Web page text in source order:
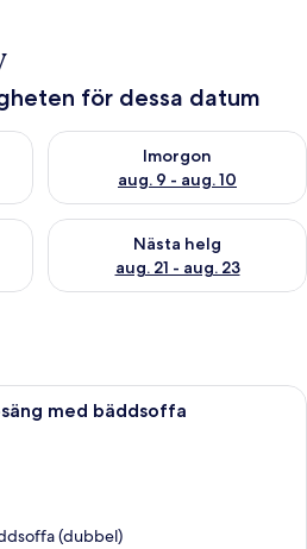
för dessa datum
ikväll aug. 8 - aug. 9
Imorgon
aug. 9 - aug. 10
Kontrollera tillgängligheten
den här helgen aug. 14 - aug.
Nästa helg
aug. 21 - aug. 23
Kontrollera tillgängligheten
Ett modernt hotellrum med en
med bäddsoffa
(dubbel)